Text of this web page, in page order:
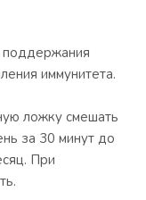
поддержания
иммунитета.
ложку смешать
за 30 минут до
При